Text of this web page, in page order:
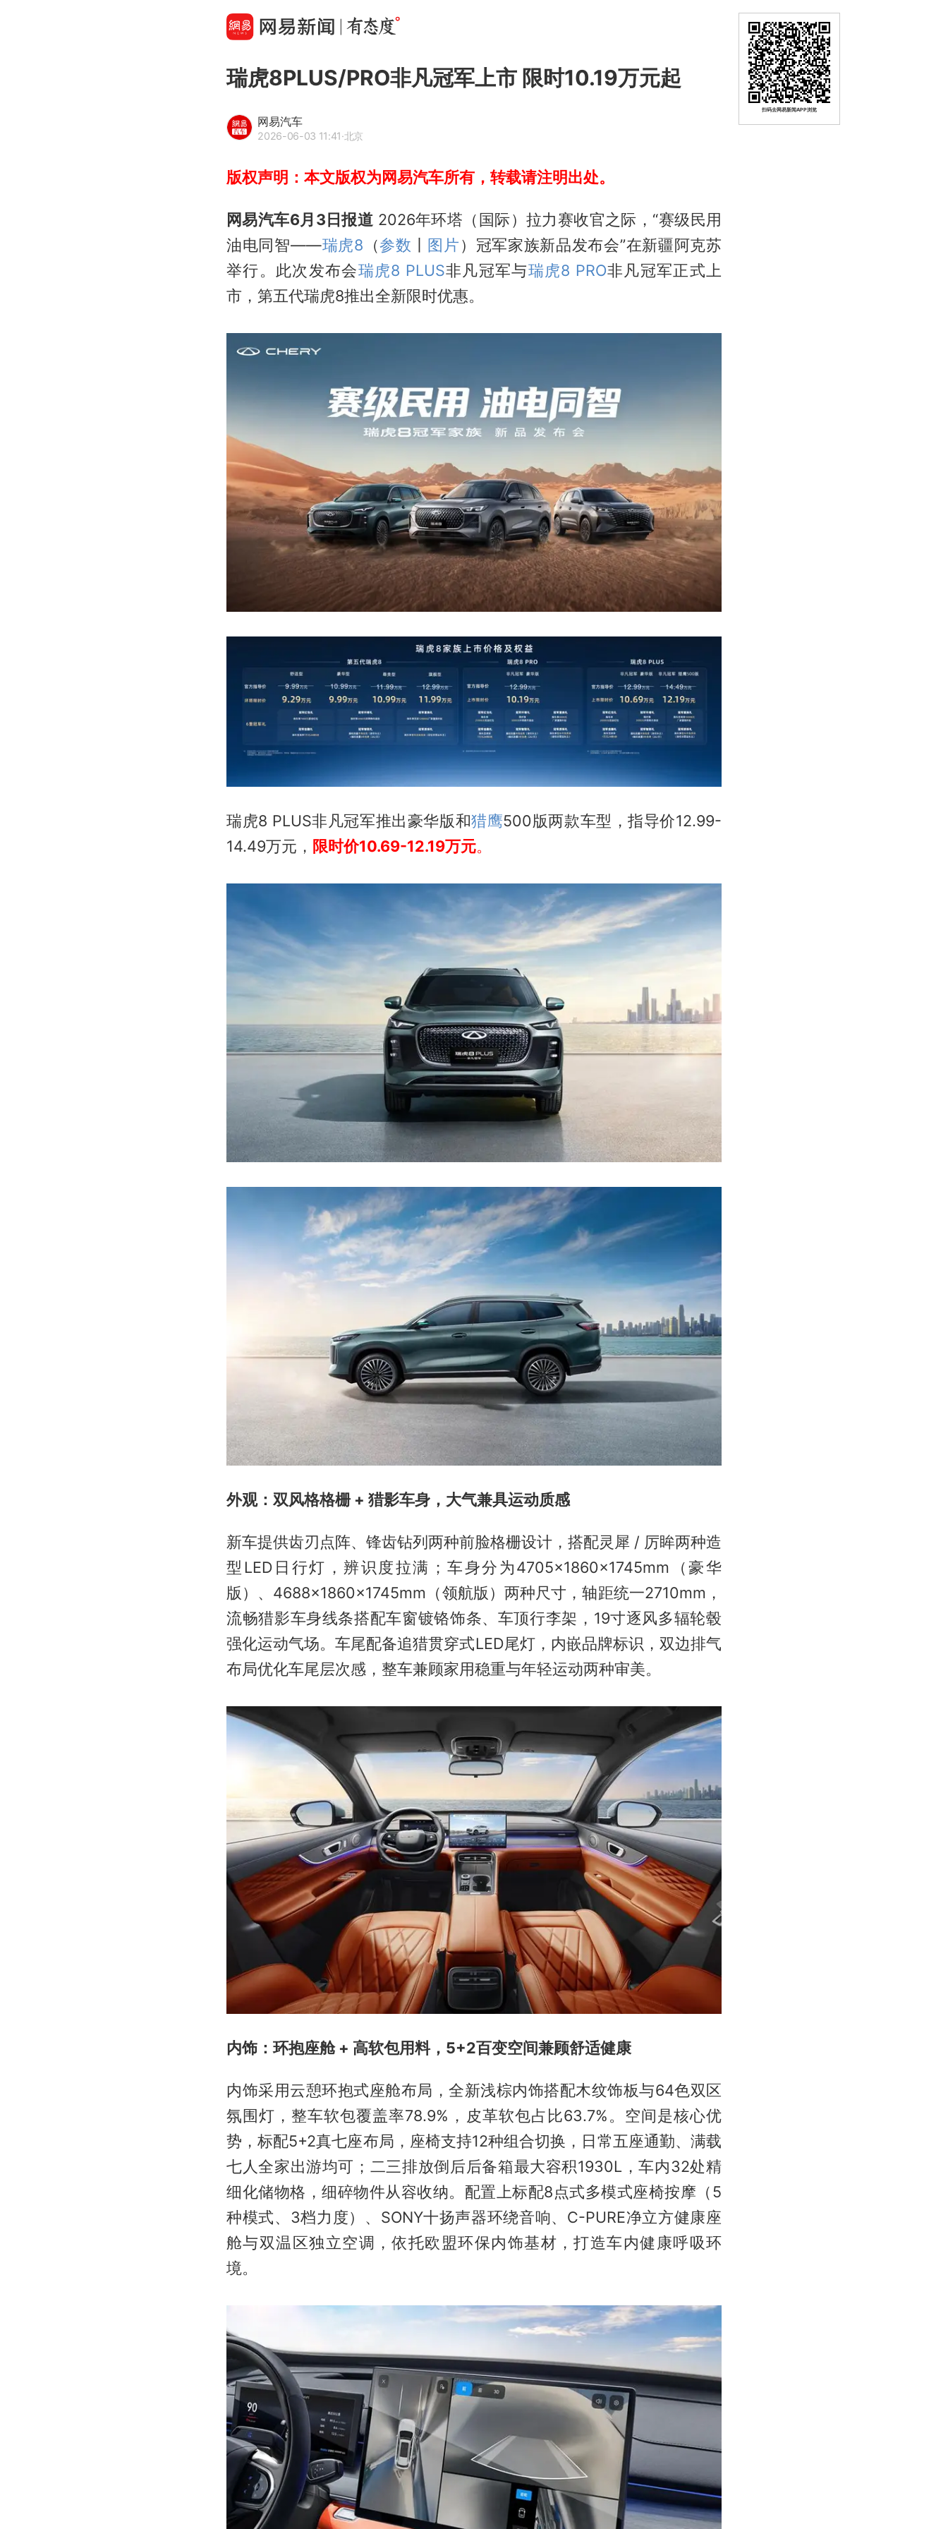
瑞虎8PLUS/PRO非凡冠军上市 限时10.19万元起
网易汽车
2026-06-03 11:41·北京
版权声明：本文版权为网易汽车所有，转载请注明出处。
网易汽车6月3日报道 2026年环塔（国际）拉力赛收官之际，“赛级民用
油电同智——瑞虎8 （参数 图片）冠军家族新品发布会”在新疆阿克苏
举行。此次发布会瑞虎8 PLUS非凡冠军与瑞虎8 PRO非凡冠军正式上
市，第五代瑞虎8推出全新限时优惠。
瑞虎8 PLUS非凡冠军推出豪华版和猎鹰500版两款车型，指导价12.99-
14.49万元， 限时价10.69-12.19万元。
外观：双风格格栅 + 猎影车身，大气兼具运动质感
新车提供齿刃点阵、锋齿钻列两种前脸格栅设计，搭配灵犀 / 厉眸两种造
型LED日行灯，辨识度拉满；车身分为4705×1860×1745mm（豪华
版）、4688×1860×1745mm（领航版）两种尺寸，轴距统一2710mm，
流畅猎影车身线条搭配车窗镀铬饰条、车顶行李架，19寸逐风多辐轮毂
强化运动气场。车尾配备追猎贯穿式LED尾灯，内嵌品牌标识，双边排气
布局优化车尾层次感，整车兼顾家用稳重与年轻运动两种审美。
内饰：环抱座舱 + 高软包用料，5+2百变空间兼顾舒适健康
内饰采用云憩环抱式座舱布局，全新浅棕内饰搭配木纹饰板与64色双区
氛围灯，整车软包覆盖率78.9%，皮革软包占比63.7%。空间是核心优
势，标配5+2真七座布局，座椅支持12种组合切换，日常五座通勤、满载
七人全家出游均可；二三排放倒后后备箱最大容积1930L，车内32处精
细化储物格，细碎物件从容收纳。配置上标配8点式多模式座椅按摩（5
种模式、3档力度）、SONY十扬声器环绕音响、C-PURE净立方健康座
舱与双温区独立空调，依托欧盟环保内饰基材，打造车内健康呼吸环
境。
扫码去网易新闻APP浏览